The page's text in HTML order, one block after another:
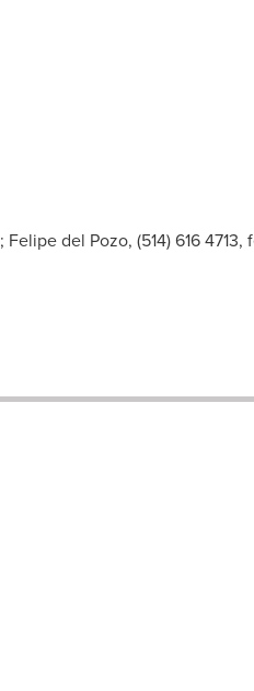
; Felipe del Pozo, (514) 616 4713,